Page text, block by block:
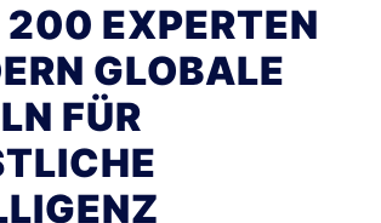
200 EXPERTEN
GLOBALE
FÜR